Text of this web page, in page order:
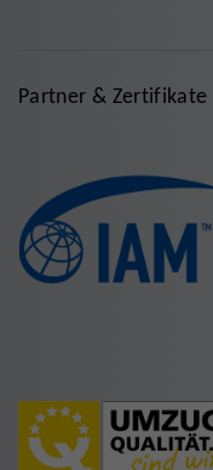
Partner & Zertifikate